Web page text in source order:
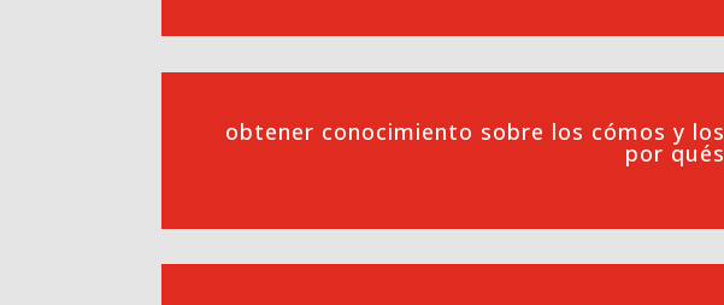
obtener conocimiento sobre los cómos y los
por qués